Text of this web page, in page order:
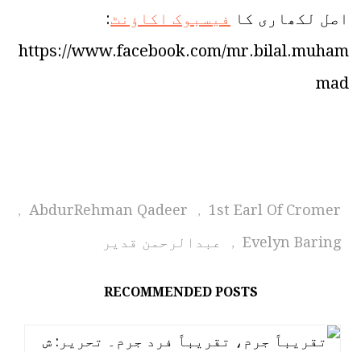
اصل لکھاری کا فیسبوک اکاؤنٹ:
https://www.facebook.com/mr.bilal.muham
mad
1st Earl Of Cromer
,
AbdurRehman Qadeer
,
Evelyn Baring
, عبدالرحمن قدیر
RECOMMENDED POSTS